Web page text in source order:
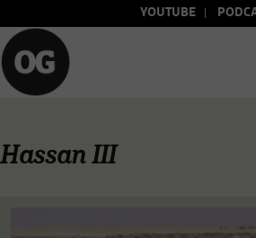
YOUTUBE
Hassan III